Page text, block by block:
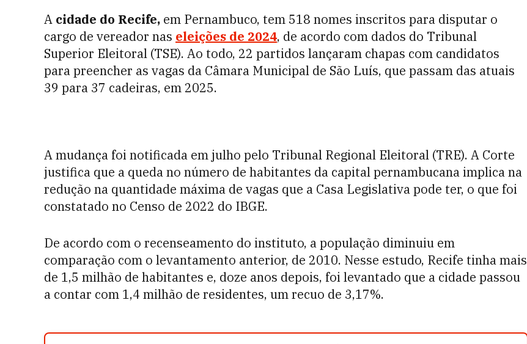
A cidade do Recife, em Pernambuco, tem 518 nomes inscritos para disputar o
cargo de vereador nas eleições de 2024, de acordo com dados do Tribunal
Superior Eleitoral (TSE). Ao todo, 22 partidos lançaram chapas com candidatos
para preencher as vagas da Câmara Municipal de São Luís, que passam das atuais
39 para 37 cadeiras, em 2025.
A mudança foi notificada em julho pelo Tribunal Regional Eleitoral (TRE). A Corte
justifica que a queda no número de habitantes da capital pernambucana implica na
redução na quantidade máxima de vagas que a Casa Legislativa pode ter, o que foi
constatado no Censo de 2022 do IBGE.
De acordo com o recenseamento do instituto, a população diminuiu em
comparação com o levantamento anterior, de 2010. Nesse estudo, Recife tinha mais
de 1,5 milhão de habitantes e, doze anos depois, foi levantado que a cidade passou
a contar com 1,4 milhão de residentes, um recuo de 3,17%.